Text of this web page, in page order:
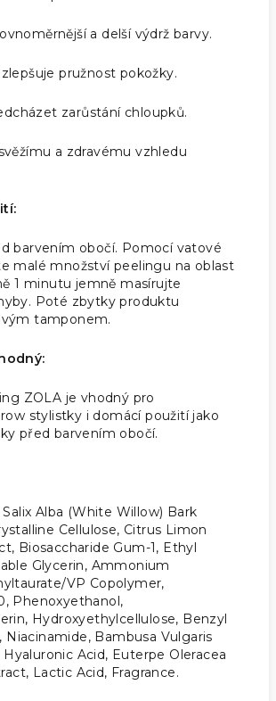
a delší výdrž barvy.
pružnost pokožky.
zarůstání chloupků.
a zdravému vzhledu
barvením obočí. Pomocí vatové
malé množství peelingu na oblast
1 minutu jemně masírujte
Poté zbytky produktu
tamponem.
ZOLA je vhodný pro
stylistky i domácí použití jako
před barvením obočí.
Salix Alba (White Willow) Bark
Cellulose, Citrus Limon
Biosaccharide Gum-1, Ethyl
Glycerin, Ammonium
VP Copolymer,
Phenoxyethanol,
Hydroxyethylcellulose, Benzyl
Niacinamide, Bambusa Vulgaris
Acid, Euterpe Oleracea
Lactic Acid, Fragrance.